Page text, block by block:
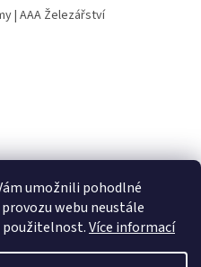
umožnili pohodlné
webu neustále
použitelnost.Více informací
| AAA Železářství